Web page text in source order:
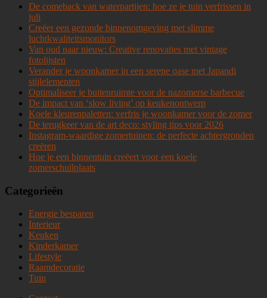
De comeback van waterpartijen: hoe ze je tuin verfrissen in
juli
Creëer een gezonde binnenomgeving met slimme
luchtkwaliteitsmonitors
Van oud naar nieuw: Creative renovaties met vintage
fotolijsten
Verander je woonkamer in een serene oase met Japandi
stijlelementen
Optimaliseer je buitenruimte voor de nazomerse barbecue
De impact van ‘slow living’ op keukenontwerp
Koele kleurenpaletten: verfris je woonkamer voor de zomer
De terugkeer van de art deco: styling tips voor 2026
Instagram-waardige zomertuinen: de perfecte achtergronden
creëren
Hoe je een binnentuin creëert voor een koele
zomerschuilplaats
Categorieën
Energie besparen
Interieur
Keuken
Kinderkamer
Lifestyle
Raamdecoratie
Tuin